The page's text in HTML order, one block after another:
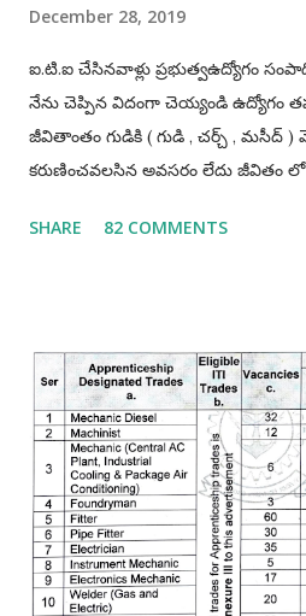
December 28, 2019
ఐ.టి.ఐ చేసినవాళ్లు ప్రభుత్వఉద్యోగం
నేను చెప్పిన విదంగా చెయ్యండి ఉద్యోగం
జీవితాంతం గుడికి ( గుడి , చర్చ్ , మసీద్ )
కరుణించవలసిన అవసరం లేదు జీవితం
ప్రభుత్వఉద్యోగాలు రాస్తూవుండాలి
కాకూడదు అంటే నేను మా రాష్ట్రము లోనే
మిగతావి చెయ్యను అంటేయ్ మీకు
తగ్గిపోతాయి. అదే మీరు భారతదేశం
తప్పకుండ 90% అవకాశాలు పెరుగుతాయి.
మనకి ఎక్కడ ఉద్యోగమొస్తే అక్కడ వసతి
ఉంటాయి. ఉద్యోగం సంపాదించాలి అంటే
ఐ.టి.ఐ పూర్తి చేసినదగ్గరనుండే చదవ...
SHARE 82 COMMENTS